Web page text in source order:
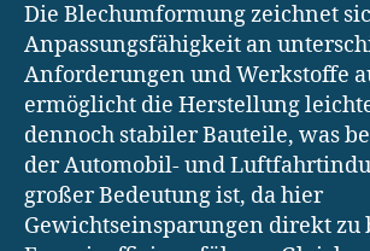
Die Blechumformung zeichnet
Anpassungsfähigkeit an
Anforderungen und Werkstoffe
ermöglicht die Herstellung
dennoch stabiler Bauteile, was
der Automobil- und
großer Bedeutung ist, da hier
Gewichtseinsparungen direkt zu